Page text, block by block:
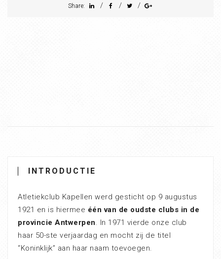
Share: / / /
INTRODUCTIE
Atletiekclub Kapellen werd gesticht op 9 augustus
1921 en is hiermee één van de oudste clubs in de
provincie Antwerpen. In 1971 vierde onze club
haar 50-ste verjaardag en mocht zij de titel
“Koninklijk” aan haar naam toevoegen.